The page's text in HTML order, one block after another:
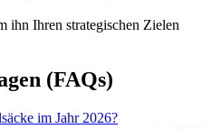
ihn Ihren strategischen Zielen
(FAQs)
im Jahr 2026?